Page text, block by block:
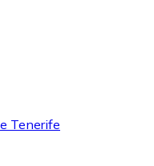
Tenerife